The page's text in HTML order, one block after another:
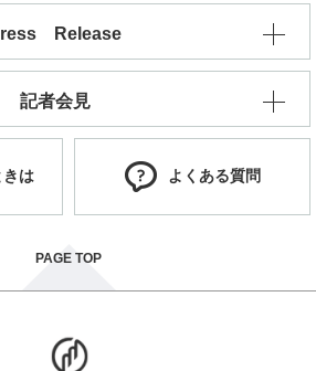
Release
記者会見
きは よくある質問
PAGE TOP